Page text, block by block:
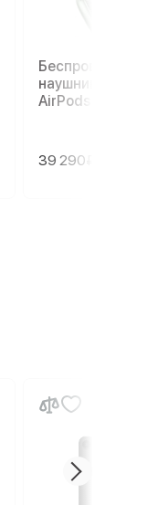
Беспроводные
наушники Apple
AirPods Max,
39 290₽